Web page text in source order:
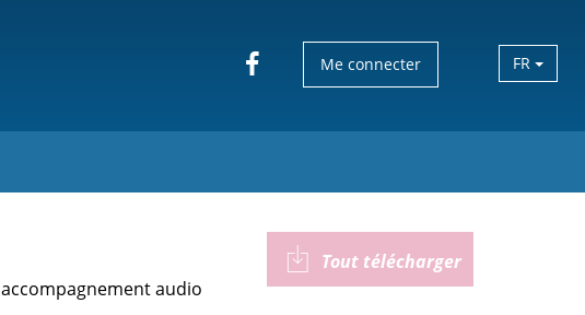
Me connecter FR
audio
Tout télécharger